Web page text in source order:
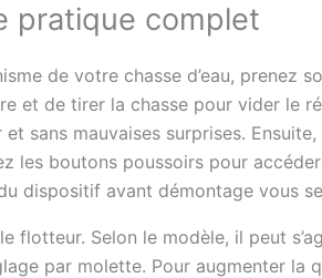
pratique complet
de votre chasse d’eau, prenez
et de tirer la chasse pour vider le
sans mauvaises surprises. Ensuite,
les boutons poussoirs pour
dispositif avant démontage vous
flotteur. Selon le modèle, il peut
par molette. Pour augmenter la